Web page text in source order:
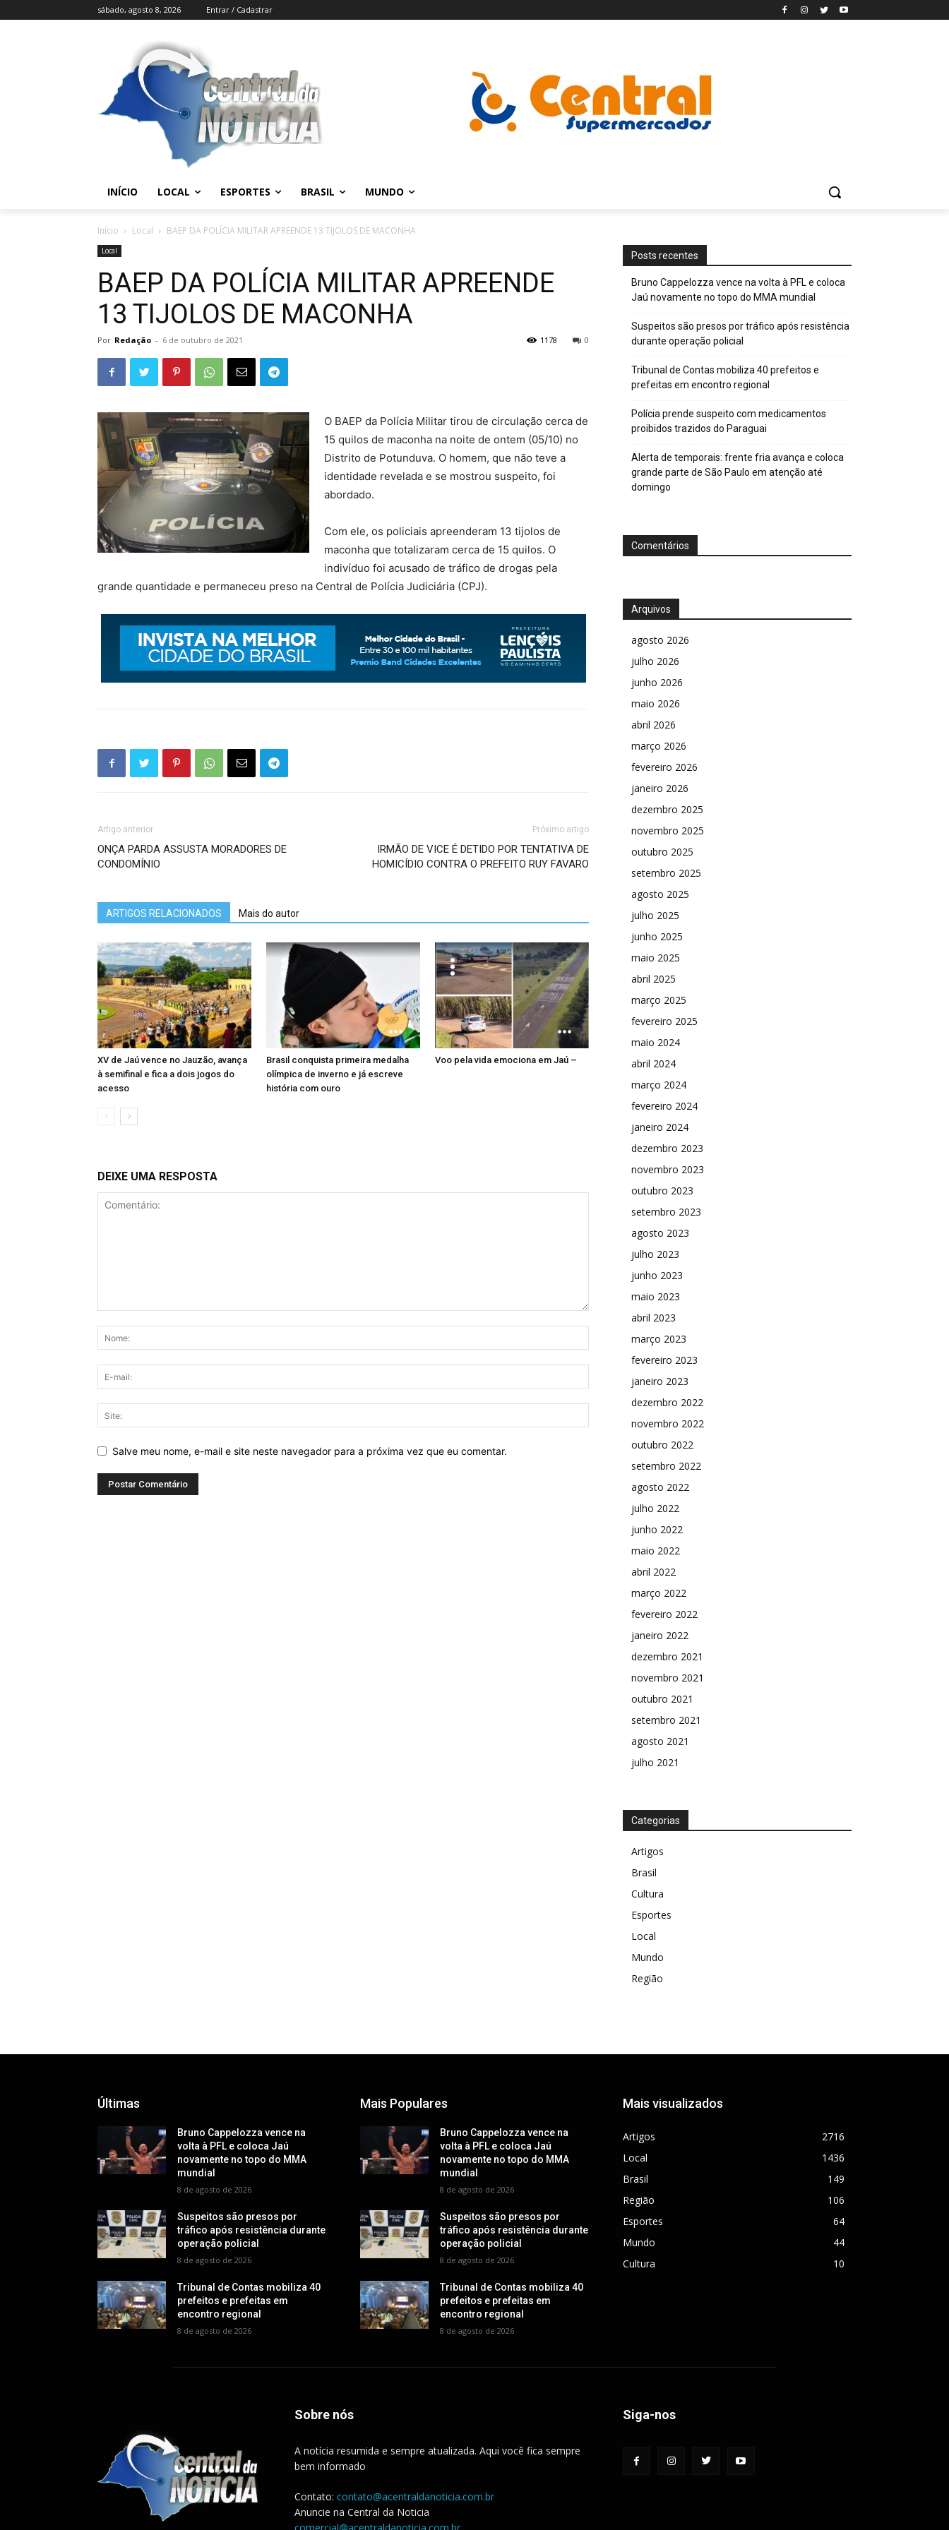
sábado, agosto 8, 2026 Entrar / Cadastrar
INÍCIO LOCAL ESPORTES BRASIL MUNDO
Início Local BAEP DA POLÍCIA MILITAR APREENDE 13 TIJOLOS DE MACONHA
Local
BAEP DA POLÍCIA MILITAR APREENDE
13 TIJOLOS DE MACONHA
Por Redação - 6 de outubro de 2021 0
1178
O BAEP da Polícia Militar tirou de circulação cerca de
15 quilos de maconha na noite de ontem (05/10) no
Distrito de Potunduva. O homem, que não teve a
identidade revelada e se mostrou suspeito, foi
abordado.
Com ele, os policiais apreenderam 13 tijolos de
maconha que totalizaram cerca de 15 quilos. O
indivíduo foi acusado de tráfico de drogas pela
grande quantidade e permaneceu preso na Central de Polícia Judiciária (CPJ).
Artigo anterior
ONÇA PARDA ASSUSTA MORADORES DE
CONDOMÍNIO
Próximo artigo
IRMÃO DE VICE É DETIDO POR TENTATIVA DE
HOMICÍDIO CONTRA O PREFEITO RUY FAVARO
ARTIGOS RELACIONADOS Mais do autor
XV de Jaú vence no Jauzão, avança
à semifinal e fica a dois jogos do
acesso
Brasil conquista primeira medalha
olímpica de inverno e já escreve
história com ouro
Voo pela vida emociona em Jaú –
DEIXE UMA RESPOSTA
Salve meu nome, e-mail e site neste navegador para a próxima vez que eu comentar.
Posts recentes
Bruno Cappelozza vence na volta à PFL e coloca
Jaú novamente no topo do MMA mundial
Suspeitos são presos por tráfico após resistência
durante operação policial
Tribunal de Contas mobiliza 40 prefeitos e
prefeitas em encontro regional
Polícia prende suspeito com medicamentos
proibidos trazidos do Paraguai
Alerta de temporais: frente fria avança e coloca
grande parte de São Paulo em atenção até
domingo
Comentários
Arquivos
agosto 2026
julho 2026
junho 2026
maio 2026
abril 2026
março 2026
fevereiro 2026
janeiro 2026
dezembro 2025
novembro 2025
outubro 2025
setembro 2025
agosto 2025
julho 2025
junho 2025
maio 2025
abril 2025
março 2025
fevereiro 2025
maio 2024
abril 2024
março 2024
fevereiro 2024
janeiro 2024
dezembro 2023
novembro 2023
outubro 2023
setembro 2023
agosto 2023
julho 2023
junho 2023
maio 2023
abril 2023
março 2023
fevereiro 2023
janeiro 2023
dezembro 2022
novembro 2022
outubro 2022
setembro 2022
agosto 2022
julho 2022
junho 2022
maio 2022
abril 2022
março 2022
fevereiro 2022
janeiro 2022
dezembro 2021
novembro 2021
outubro 2021
setembro 2021
agosto 2021
julho 2021
Categorias
Artigos
Brasil
Cultura
Esportes
Local
Mundo
Região
Últimas
Bruno Cappelozza vence na
volta à PFL e coloca Jaú
novamente no topo do MMA
mundial
8 de agosto de 2026
Suspeitos são presos por
tráfico após resistência durante
operação policial
8 de agosto de 2026
Tribunal de Contas mobiliza 40
prefeitos e prefeitas em
encontro regional
8 de agosto de 2026
Mais Populares
Bruno Cappelozza vence na
volta à PFL e coloca Jaú
novamente no topo do MMA
mundial
8 de agosto de 2026
Suspeitos são presos por
tráfico após resistência durante
operação policial
8 de agosto de 2026
Tribunal de Contas mobiliza 40
prefeitos e prefeitas em
encontro regional
8 de agosto de 2026
Mais visualizados
Artigos
2716
Local
1436
Brasil
149
Região
106
Esportes
64
Mundo
44
Cultura
10
Sobre nós
A notícia resumida e sempre atualizada. Aqui você fica sempre
bem informado
Contato: contato@acentraldanoticia.com.br
Anuncie na Central da Noticia
Siga-nos